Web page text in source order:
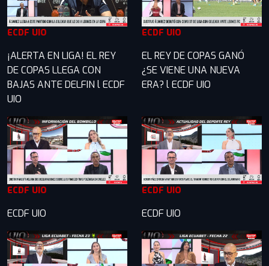
ECDF UIO
¡ALERTA EN LIGA! EL REY
DE COPAS LLEGA CON
BAJAS ANTE DELFIN l ECDF
UIO
ECDF UIO
EL REY DE COPAS GANÓ
¿SE VIENE UNA NUEVA
ERA? l ECDF UIO
ECDF UIO
ECDF UIO
ECDF UIO
ECDF UIO